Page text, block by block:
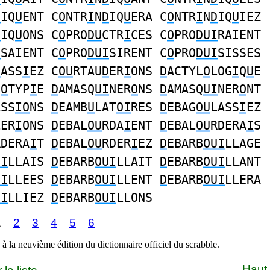
IQUENT CONTRINDIQUERA CONTRINDIQUIEZ
IQUONS COPRODUCTRICES COPRODUIRAIENT
SAIENT COPRODUISIRENT COPRODUISISSES
ASSIEZ COURTAUDERIONS DACTYLOLOGIQUE
OTYPIE DAMASQUINERONS DAMASQUINERONT
IONS DEAMBULATOIRES DEBAGOULASSIEZ
IONS DEBALOURDAIENT DEBALOURDERAIS
IT DEBALOURDERIEZ DEBARBOUILLAGE
LLAIS DEBARBOUILLAIT DEBARBOUILLANT
LLEES DEBARBOUILLENT DEBARBOUILLERA
LLIEZ DEBARBOUILLONS
2 3 4 5 6
la neuvième édition du dictionnaire officiel du scrabble.